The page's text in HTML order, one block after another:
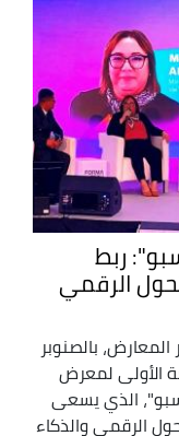
ربط
الرقمي
بالصنوبر
الأولى لمعرض
الذي يسعى
الرقمي والذكاء